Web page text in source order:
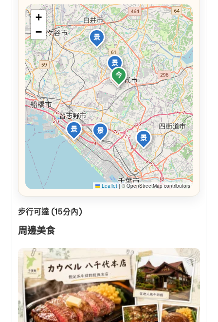
今
景
景
景
景
食
景
+
−
Leaflet | © OpenStreetMap contributors
步行可達 (15分內)
周邊美食